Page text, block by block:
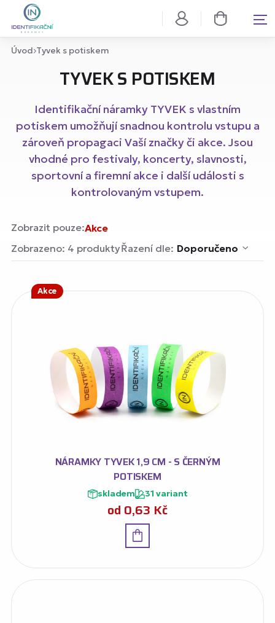
Úvod Tyvek s potiskem
TYVEK S POTISKEM
Identifikační náramky TYVEK s vlastním
potiskem umožňují snadnou kontrolu vstupu a
zároveň propagaci Vaší značky či akce. Jsou
vhodné pro festivaly, koncerty, slavnosti,
sportovní a firemní akce i další události s
kontrolovaným vstupem.
Zobrazit pouze:Akce
Zobrazeno: 4 produktyŘazení dle: Doporučeno
Akce
NÁRAMKY TYVEK 1,9 CM - S ČERNÝM
POTISKEM
skladem 31 variant
od 0,63 Kč
Detail